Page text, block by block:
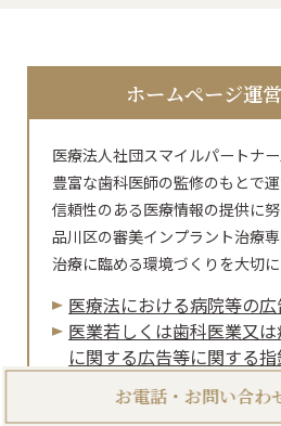
ホームページ運
医療法人社団スマイルパートナ
豊富な歯科医師の監修のもとで
信頼性のある医療情報の提供に
品川区の審美インプラント治療
治療に臨める環境づくりを大切に
医療法における病院等の
医業若しくは⻭科医業⼜
に関する広告等に関する
ライン）等について
お電話・お問い合わ